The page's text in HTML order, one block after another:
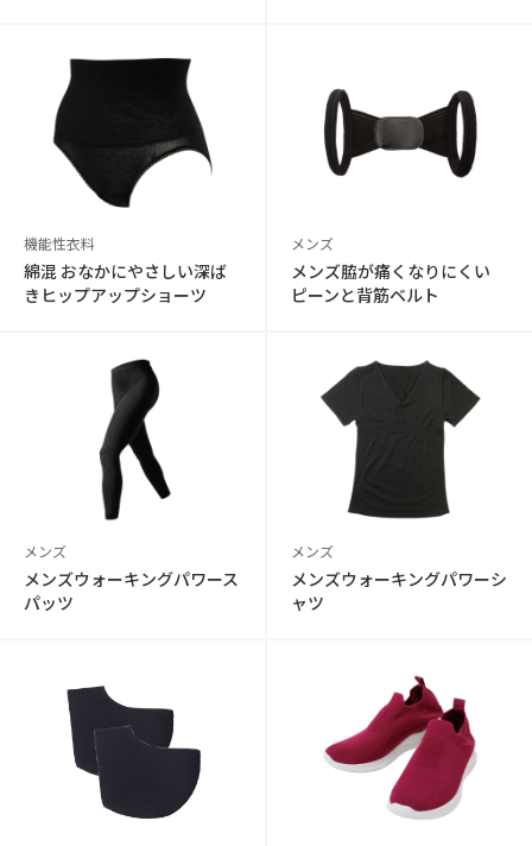
機能性衣料
綿混 おなかにやさしい深ば
きヒップアップショーツ
メンズ
メンズ脇が痛くなりにくい
ピーンと背筋ベルト
メンズ
メンズウォーキングパワース
パッツ
メンズ
メンズウォーキングパワーシ
ャツ